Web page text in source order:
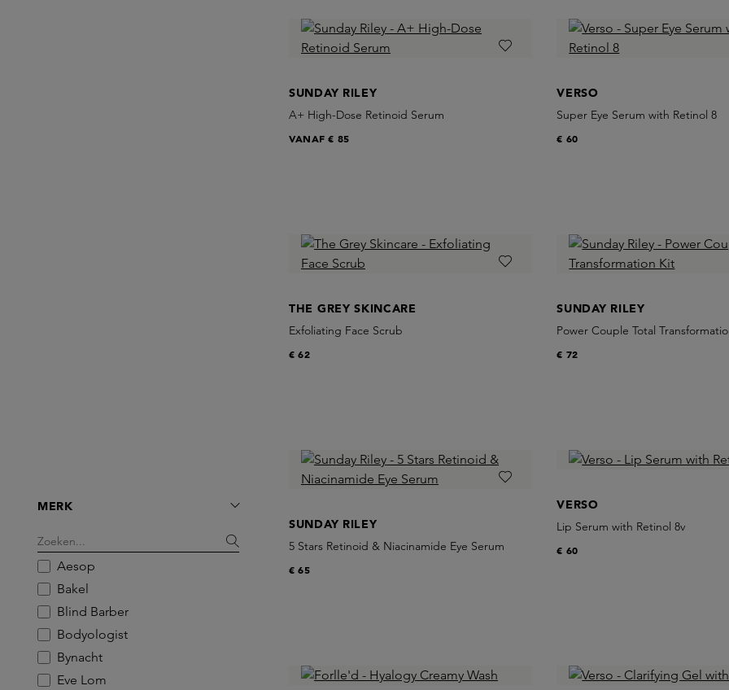
MERK
Aesop
Bakel
Blind Barber
Bodyologist
Bynacht
Eve Lom
SUNDAY RILEY
A+ High-Dose Retinoid Serum
VANAF€ 85
VERSO
Super Eye Serum with Retinol 8
€ 60
THE GREY SKINCARE
Exfoliating Face Scrub
€ 62
SUNDAY RILEY
Power Couple Total
€ 72
SUNDAY RILEY
5 Stars Retinoid & Niacinamide Eye Serum
€ 65
VERSO
Lip Serum with Retinol 8v
€ 60